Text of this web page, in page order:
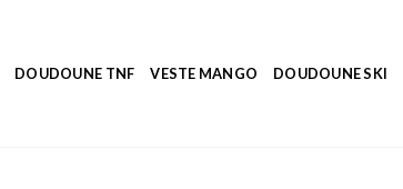
DOUDOUNE TNF VESTE MANGO DOUDOUNE SKI